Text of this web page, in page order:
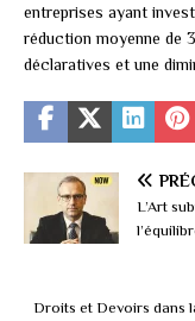
entreprises ayant
réduction moyenne de
déclaratives et une
L’Art
Droits et Devoirs dans